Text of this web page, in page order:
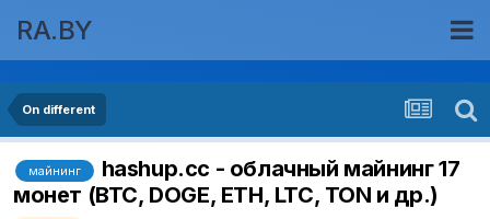
RA.BY
On different
майнинг
hashup.cc - облачный майнинг 17
монет (BTC, DOGE, ETH, LTC, TON и др.)